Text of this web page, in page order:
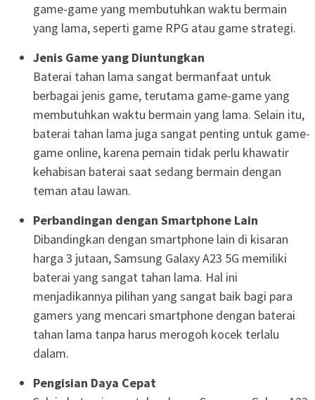
game-game yang membutuhkan waktu bermain
yang lama, seperti game RPG atau game strategi.
Jenis Game yang Diuntungkan
Baterai tahan lama sangat bermanfaat untuk
berbagai jenis game, terutama game-game yang
membutuhkan waktu bermain yang lama. Selain itu,
baterai tahan lama juga sangat penting untuk game-
game online, karena pemain tidak perlu khawatir
kehabisan baterai saat sedang bermain dengan
teman atau lawan.
Perbandingan dengan Smartphone Lain
Dibandingkan dengan smartphone lain di kisaran
harga 3 jutaan, Samsung Galaxy A23 5G memiliki
baterai yang sangat tahan lama. Hal ini
menjadikannya pilihan yang sangat baik bagi para
gamers yang mencari smartphone dengan baterai
tahan lama tanpa harus merogoh kocek terlalu
dalam.
Pengisian Daya Cepat